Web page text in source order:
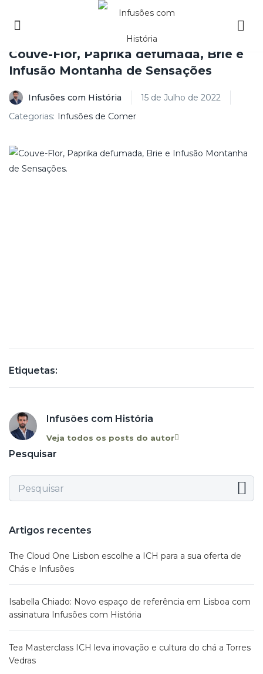
Couve-Flor, Paprika defumada, Brie e
Infusão Montanha de Sensações
Infusões com História
15 de Julho de 2022
Categorias: Infusões de Comer
Etiquetas:
Infusões com História
Veja todos os posts do autor
Pesquisar
Artigos recentes
The Cloud One Lisbon escolhe a ICH para a sua oferta de
Chás e Infusões
Isabella Chiado: Novo espaço de referência em Lisboa com
assinatura Infusões com História
Tea Masterclass ICH leva inovação e cultura do chá a Torres
Vedras